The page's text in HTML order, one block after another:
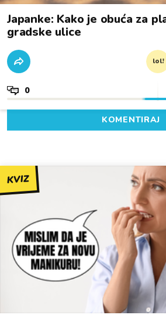
Japanke: Kako je obuća za
gradske ulice
lol!
0
KOMENTIRAJ
KVIZ